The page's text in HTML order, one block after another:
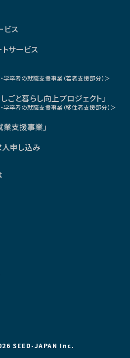
ビス
サービス
学卒者の就職支援事業（若者支援部分）＞
ごと暮らし向上プロジェクト」
学卒者の就職支援事業（移住者支援部分）＞
支援事業」
人申し込み
SEED-JAPAN Inc.